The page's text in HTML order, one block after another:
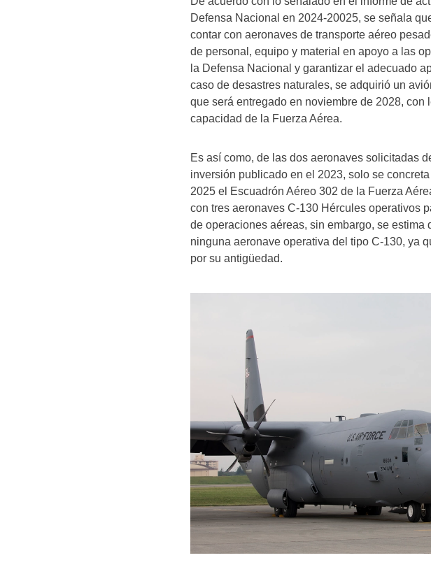
Defensa Nacional en 2024-20025, se señala
contar con aeronaves de transporte aéreo
de personal, equipo y material en apoyo a las
la Defensa Nacional y garantizar el adecuado
caso de desastres naturales, se adquirió un
que será entregado en noviembre de 2028, con
capacidad de la Fuerza Aérea.
Es así como, de las dos aeronaves solicitadas
inversión publicado en el 2023, solo se
2025 el Escuadrón Aéreo 302 de la Fuerza
con tres aeronaves C-130 Hércules operativos
de operaciones aéreas, sin embargo, se estima
ninguna aeronave operativa del tipo C-130, ya
por su antigüedad.